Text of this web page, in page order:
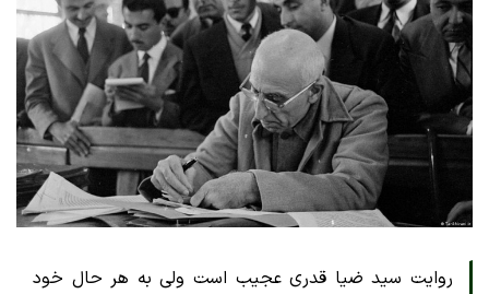
روایت سید ضیا قدری عجیب است ولی به هر حال خود